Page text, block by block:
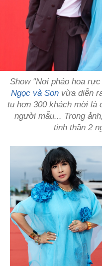
Show "Nơi pháo hoa
Ngọc và Son vừa diễn
tụ hơn 300 khách mời là
người mẫu... Trong
tinh thần 2